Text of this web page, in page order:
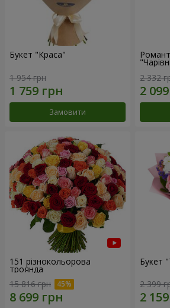
Букет "Краса"
1 954 грн
Замовити
2 332
151 різнокольорова
троянда
15 816 грн
Букет
2 399